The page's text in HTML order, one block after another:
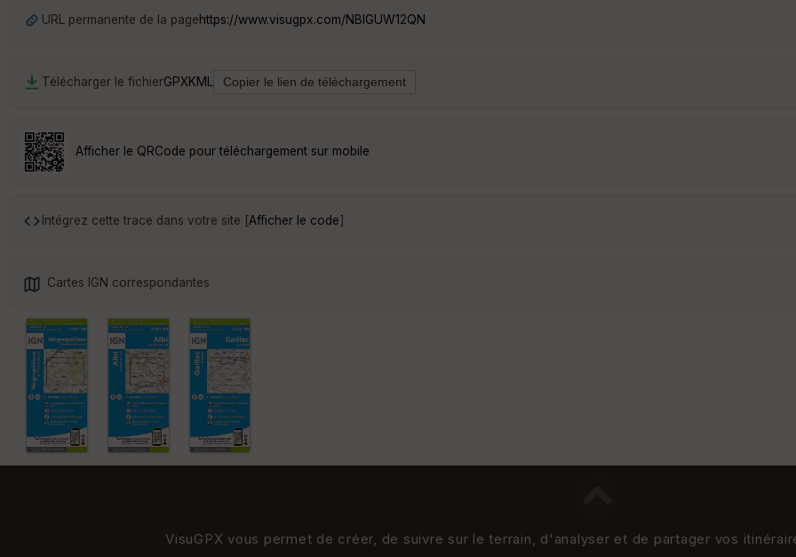
URL permanente de la pagehttps://www.visugpx.com/NBlGUW12QN
Télécharger le fichierGPXKML
Afficher le QRCode pour téléchargement sur mobile
Intégrez cette trace dans votre site [Afficher le code]
Cartes IGN correspondantes
VisuGPX vous permet de créer, de suivre sur le terrain, d'analyser et de partager vos